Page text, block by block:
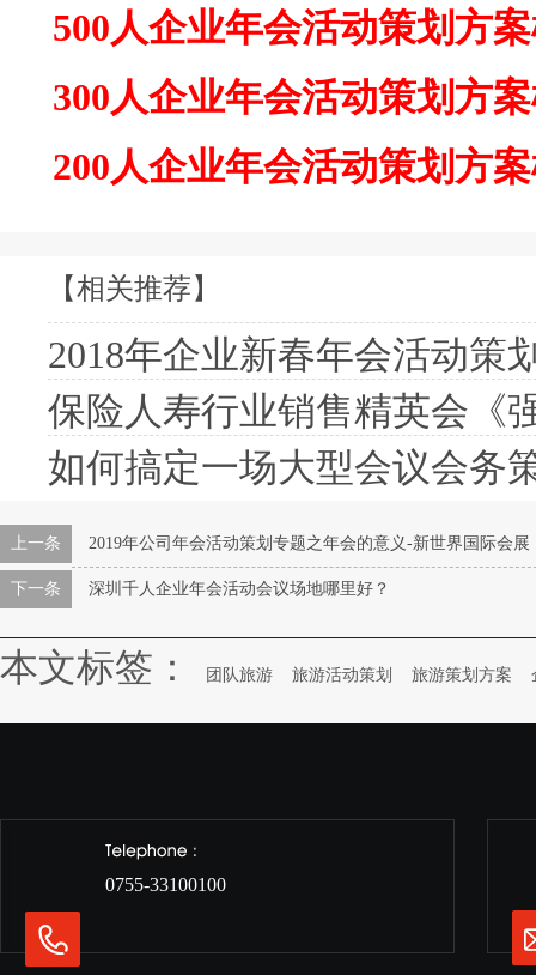
500人企业年会活动策划方
300人企业年会活动策划方
200人企业年会活动策划方
【相关推荐】
2018年企业新春年会活动策划
保险人寿行业销售精英会《
如何搞定一场大型会议会务
上一条 2019年公司年会活动策划专题之年会的意义-新世界国际会展
下一条 深圳千人企业年会活动会议场地哪里好？
本文标签： 团队旅游 旅游活动策划 旅游策划方案
0755-33100100